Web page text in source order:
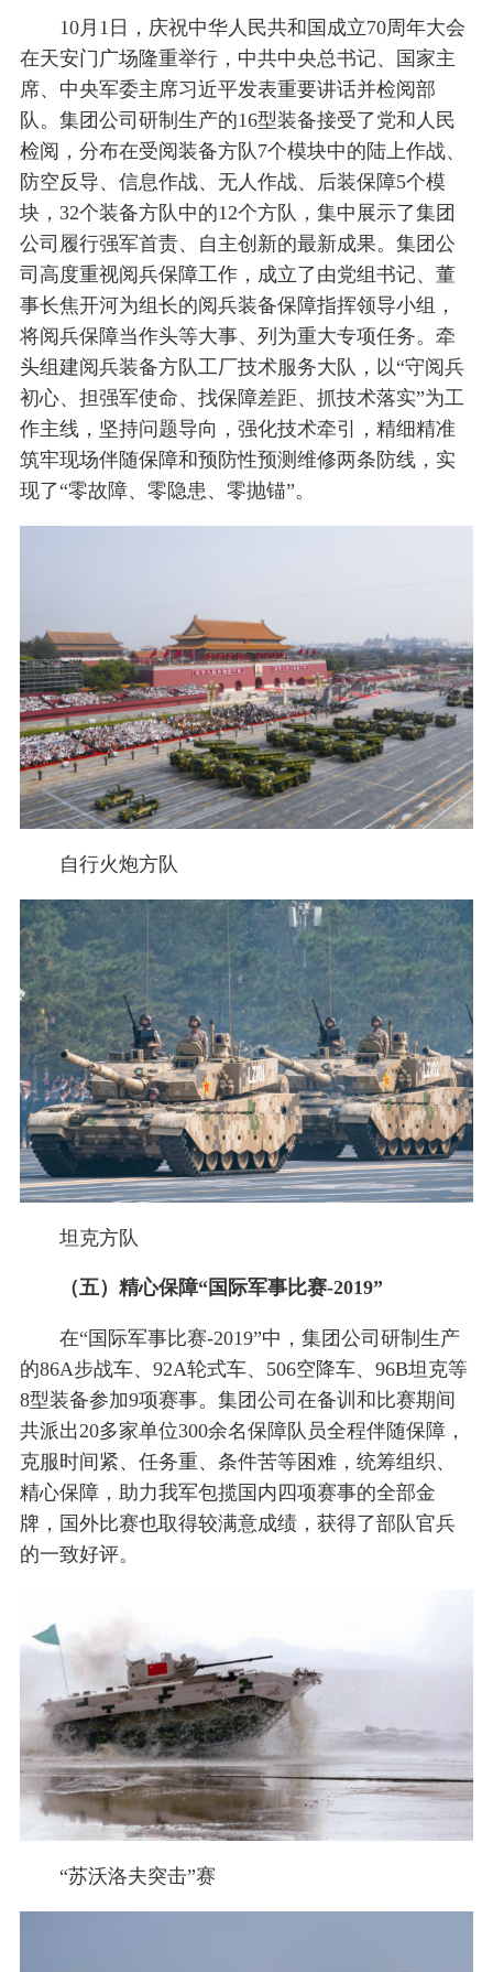
10月1日，庆祝中华人民共和国成立70周年大会
在天安门广场隆重举行，中共中央总书记、国家主
席、中央军委主席习近平发表重要讲话并检阅部
队。集团公司研制生产的16型装备接受了党和人民
检阅，分布在受阅装备方队7个模块中的陆上作战、
防空反导、信息作战、无人作战、后装保障5个模
块，32个装备方队中的12个方队，集中展示了集团
公司履行强军首责、自主创新的最新成果。集团公
司高度重视阅兵保障工作，成立了由党组书记、董
事长焦开河为组长的阅兵装备保障指挥领导小组，
将阅兵保障当作头等大事、列为重大专项任务。牵
头组建阅兵装备方队工厂技术服务大队，以“守阅兵
初心、担强军使命、找保障差距、抓技术落实”为工
作主线，坚持问题导向，强化技术牵引，精细精准
筑牢现场伴随保障和预防性预测维修两条防线，实
现了“零故障、零隐患、零抛锚”。
自行火炮方队
坦克方队
（五）精心保障“国际军事比赛-2019”
在“国际军事比赛-2019”中，集团公司研制生产
的86A步战车、92A轮式车、506空降车、96B坦克等
8型装备参加9项赛事。集团公司在备训和比赛期间
共派出20多家单位300余名保障队员全程伴随保障，
克服时间紧、任务重、条件苦等困难，统筹组织、
精心保障，助力我军包揽国内四项赛事的全部金
牌，国外比赛也取得较满意成绩，获得了部队官兵
的一致好评。
“苏沃洛夫突击”赛